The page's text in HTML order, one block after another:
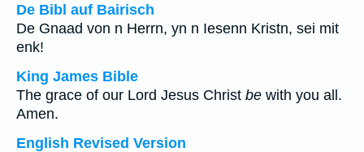
De Bibl auf Bairisch
De Gnaad von n Herrn, yn n Iesenn Kristn, sei mit
enk!
King James Bible
The grace of our Lord Jesus Christ be with you all.
Amen.
English Revised Version